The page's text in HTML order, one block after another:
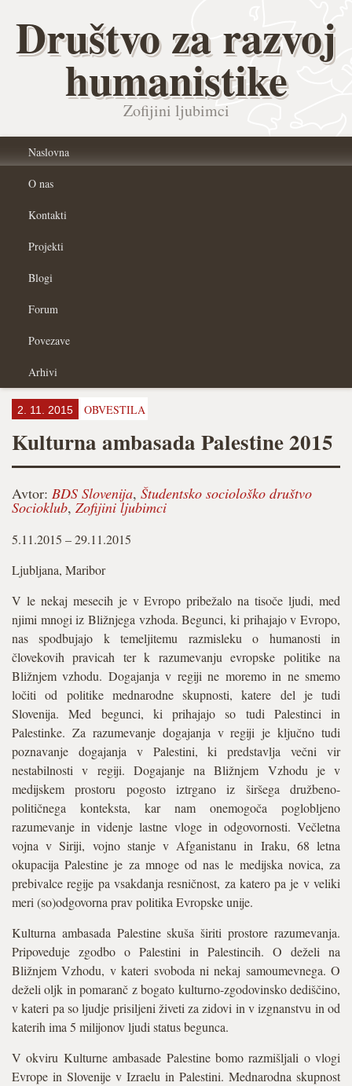
Društvo za razvoj
humanistike
Zofijini ljubimci
Naslovna
O nas
Kontakti
Projekti
Blogi
Forum
Povezave
Arhivi
2. 11. 2015 OBVESTILA
Kulturna ambasada Palestine 2015
Avtor: BDS Slovenija, Študentsko sociološko društvo
Socioklub, Zofijini ljubimci
5.11.2015 – 29.11.2015
Ljubljana, Maribor
V le nekaj mesecih je v Evropo pribežalo na tisoče ljudi, med
njimi mnogi iz Bližnjega vzhoda. Begunci, ki prihajajo v Evropo,
nas spodbujajo k temeljitemu razmisleku o humanosti in
človekovih pravicah ter k razumevanju evropske politike na
Bližnjem vzhodu. Dogajanja v regiji ne moremo in ne smemo
ločiti od politike mednarodne skupnosti, katere del je tudi
Slovenija. Med begunci, ki prihajajo so tudi Palestinci in
Palestinke. Za razumevanje dogajanja v regiji je ključno tudi
poznavanje dogajanja v Palestini, ki predstavlja večni vir
nestabilnosti v regiji. Dogajanje na Bližnjem Vzhodu je v
medijskem prostoru pogosto iztrgano iz širšega družbeno-
političnega konteksta, kar nam onemogoča poglobljeno
razumevanje in videnje lastne vloge in odgovornosti. Večletna
vojna v Siriji, vojno stanje v Afganistanu in Iraku, 68 letna
okupacija Palestine je za mnoge od nas le medijska novica, za
prebivalce regije pa vsakdanja resničnost, za katero pa je v veliki
meri (so)odgovorna prav politika Evropske unije.
Kulturna ambasada Palestine skuša širiti prostore razumevanja.
Pripoveduje zgodbo o Palestini in Palestincih. O deželi na
Bližnjem Vzhodu, v kateri svoboda ni nekaj samoumevnega. O
deželi oljk in pomaranč z bogato kulturno-zgodovinsko dediščino,
v kateri pa so ljudje prisiljeni živeti za zidovi in v izgnanstvu in od
katerih ima 5 milijonov ljudi status begunca.
V okviru Kulturne ambasade Palestine bomo razmišljali o vlogi
Evrope in Slovenije v Izraelu in Palestini. Mednarodna skupnost